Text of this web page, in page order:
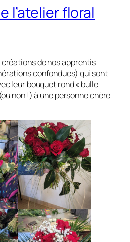
l’atelier floral
créations de nos apprentis
confondues) qui sont
leur bouquet rond « bulle
non !) à une personne chère